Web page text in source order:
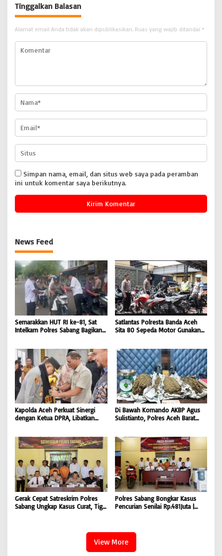
Tinggalkan Balasan
Alamat email Anda tidak akan dipublikasikan. Ruas yang wajib ditandai *
Simpan nama, email, dan situs web saya pada peramban
ini untuk komentar saya berikutnya.
News Feed
Semarakkan HUT RI ke-81, Sat
Intelkam Polres Sabang Bagikan
BONGKAR’Perkara.com
Satlantas Polresta Banda Aceh
Sita 80 Sepeda Motor Gunakan
Kapolda Aceh Perkuat Sinergi
dengan Ketua DPRA, Libatkan
Pembangunan Aceh |
BONGKAR’Perkara.com
Di Bawah Komando AKBP Agus
Sulistianto, Polres Aceh Barat
BONGKAR ‘Perkara.com
Gerak Cepat Satreskrim Polres
Sabang Ungkap Kasus Curat, Tiga
Polres Sabang Bongkar Kasus
Pencurian Senilai Rp.481Juta |
View More